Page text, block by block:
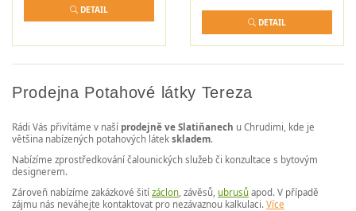
DETAIL
DETAIL
Prodejna Potahové látky Tereza
Rádi Vás přivítáme v naší prodejně ve Slatiňanech u Chrudimi, kde je
většina nabízených potahových látek skladem.
Nabízíme zprostředkování čalounických služeb či konzultace s bytovým
designerem.
Zároveň nabízíme zakázkové šití záclon , závěsů, ubrusů apod. V případě
zájmu nás neváhejte kontaktovat pro nezávaznou kalkulaci. Více